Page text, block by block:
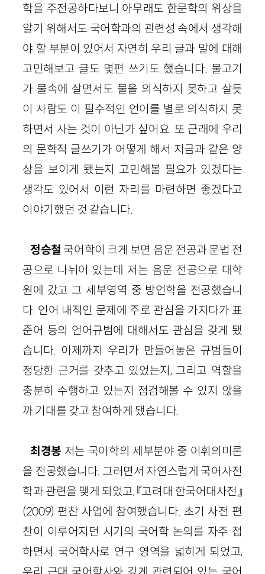
학을 주전공하다보니 아무래도 한문학의 위상을
알기 위해서도 국어학과의 관련성 속에서 생각해
야 할 부분이 있어서 자연히 우리 글과 말에 대해
고민해보고 글도 몇편 쓰기도 했습니다. 물고기
가 물속에 살면서도 물을 의식하지 못하고 살듯
이 사람도 이 필수적인 언어를 별로 의식하지 못
하면서 사는 것이 아닌가 싶어요. 또 근래에 우리
의 문학적 글쓰기가 어떻게 해서 지금과 같은 양
상을 보이게 됐는지 고민해볼 필요가 있겠다는
생각도 있어서 이런 자리를 마련하면 좋겠다고
이야기했던 것 같습니다.
정승철 국어학이 크게 보면 음운 전공과 문법 전
공으로 나뉘어 있는데 저는 음운 전공으로 대학
원에 갔고 그 세부영역 중 방언학을 전공했습니
다. 언어 내적인 문제에 주로 관심을 가지다가 표
준어 등의 언어규범에 대해서도 관심을 갖게 됐
습니다. 이제까지 우리가 만들어놓은 규범들이
정당한 근거를 갖추고 있었는지, 그리고 역할을
충분히 수행하고 있는지 점검해볼 수 있지 않을
까 기대를 갖고 참여하게 됐습니다.
최경봉 저는 국어학의 세부분야 중 어휘의미론
을 전공했습니다. 그러면서 자연스럽게 국어사전
학과 관련을 맺게 되었고, 『고려대 한국어대사전』
(2009) 편찬 사업에 참여했습니다. 초기 사전 편
찬이 이루어지던 시기의 국어학 논의를 자주 접
하면서 국어학사로 연구 영역을 넓히게 되었고,